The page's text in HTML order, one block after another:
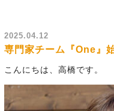
2025.04.12
専門家チーム『One』
こんにちは、高橋です。